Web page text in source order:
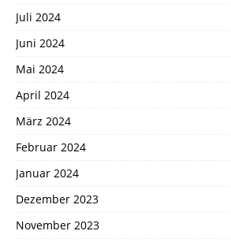
Juli 2024
Juni 2024
Mai 2024
April 2024
März 2024
Februar 2024
Januar 2024
Dezember 2023
November 2023